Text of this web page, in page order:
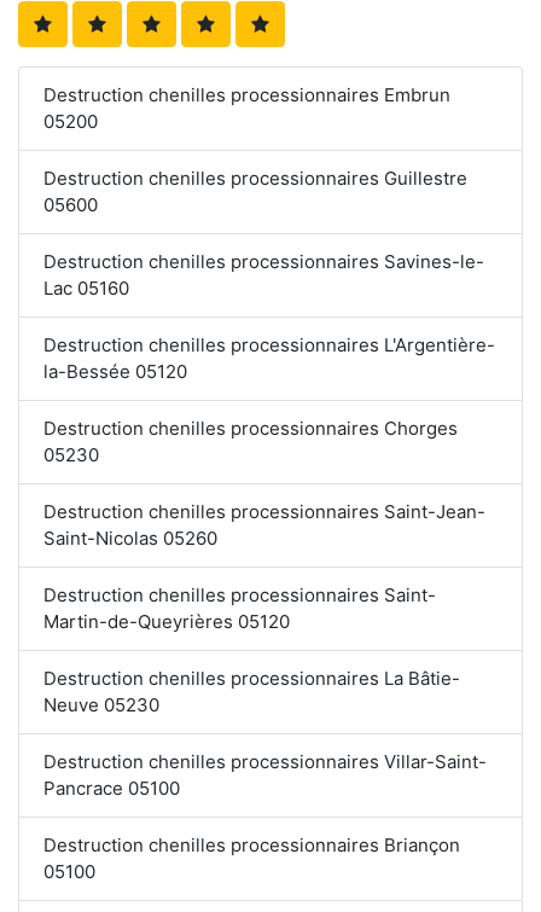
Destruction chenilles processionnaires Embrun
05200
Destruction chenilles processionnaires Guillestre
05600
Destruction chenilles processionnaires Savines-le-
Lac 05160
Destruction chenilles processionnaires L'Argentière-
la-Bessée 05120
Destruction chenilles processionnaires Chorges
05230
Destruction chenilles processionnaires Saint-Jean-
Saint-Nicolas 05260
Destruction chenilles processionnaires Saint-
Martin-de-Queyrières 05120
Destruction chenilles processionnaires La Bâtie-
Neuve 05230
Destruction chenilles processionnaires Villar-Saint-
Pancrace 05100
Destruction chenilles processionnaires Briançon
05100